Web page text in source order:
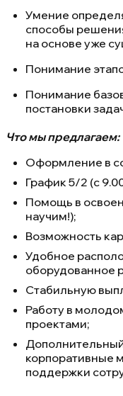
Умение
способы
на основе уже
Понимание
Понимание
постановки
Что мы предлагаем:
Оформление в
График 5/2 (с
Помощь в
научим!);
Возможность
Удобное
оборудованное
Стабильную
Работу в
проектами;
корпоративные
поддержки